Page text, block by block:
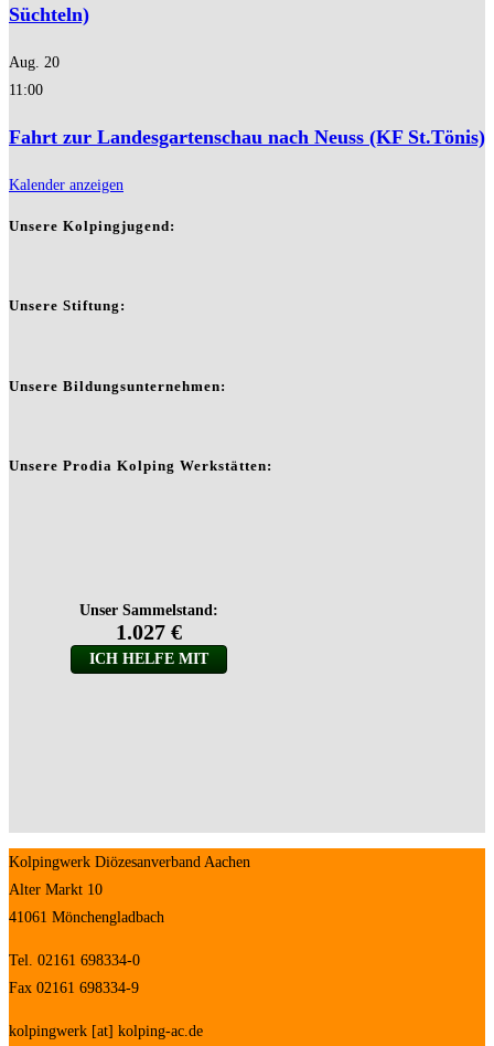
Süchteln)
Aug. 20
11:00
Fahrt zur Landesgartenschau nach Neuss (KF St.Tönis)
Kalender anzeigen
Unsere Kolpingjugend:
Unsere Stiftung:
Unsere Bildungsunternehmen:
Unsere Prodia Kolping Werkstätten:
Kolpingwerk Diözesanverband Aachen
Alter Markt 10
41061 Mönchengladbach
Tel. 02161 698334-0
Fax 02161 698334-9
kolpingwerk [at] kolping-ac.de